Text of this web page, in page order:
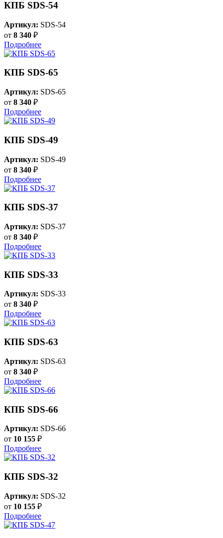
КПБ SDS-54
Артикул: SDS-54
от 8 340 ₽
Подробнее
КПБ SDS-65
Артикул: SDS-65
от 8 340 ₽
Подробнее
КПБ SDS-49
Артикул: SDS-49
от 8 340 ₽
Подробнее
КПБ SDS-37
Артикул: SDS-37
от 8 340 ₽
Подробнее
КПБ SDS-33
Артикул: SDS-33
от 8 340 ₽
Подробнее
КПБ SDS-63
Артикул: SDS-63
от 8 340 ₽
Подробнее
КПБ SDS-66
Артикул: SDS-66
от 10 155 ₽
Подробнее
КПБ SDS-32
Артикул: SDS-32
от 10 155 ₽
Подробнее